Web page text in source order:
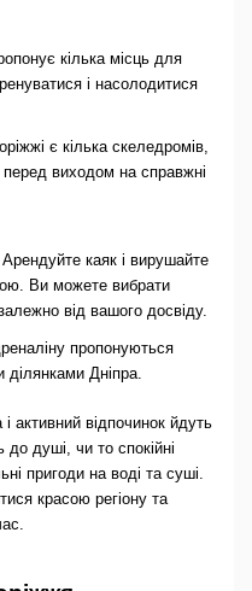
кілька місць для
і насолодитися
є кілька скеледромів,
виходом на справжні
Арендуйте каяк і вирушайте
Ви можете вибрати
від вашого досвіду.
пропонуються
ділянками Дніпра.
активний відпочинок йдуть
душі, чи то спокійні
пригоди на воді та суші.
красою регіону та